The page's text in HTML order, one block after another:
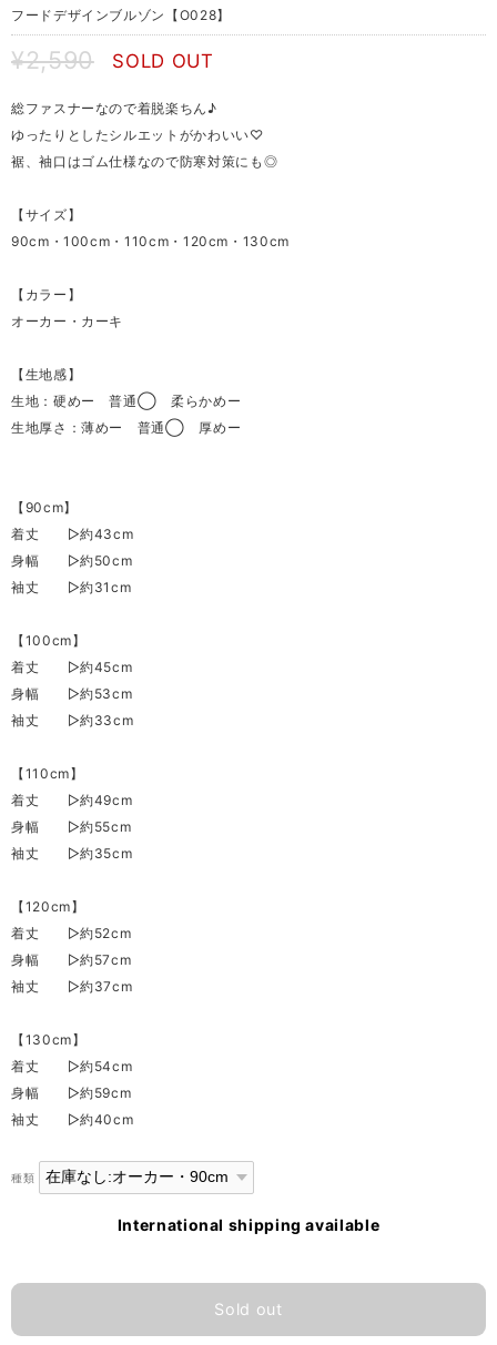
フードデザインブルゾン【O028】
¥2,590 SOLD OUT
総ファスナーなので着脱楽ちん♪
ゆったりとしたシルエットがかわいい♡
裾、袖口はゴム仕様なので防寒対策にも◎
【サイズ】
90cm・100cm・110cm・120cm・130cm
【カラー】
オーカー・カーキ
【生地感】
生地：硬めー 普通◯ 柔らかめー
生地厚さ：薄めー 普通◯ 厚めー
【90cm】
着丈 ▷約43cm
身幅 ▷約50cm
袖丈 ▷約31cm
【100cm】
着丈 ▷約45cm
身幅 ▷約53cm
袖丈 ▷約33cm
【110cm】
着丈 ▷約49cm
身幅 ▷約55cm
袖丈 ▷約35cm
【120cm】
着丈 ▷約52cm
身幅 ▷約57cm
袖丈 ▷約37cm
【130cm】
着丈 ▷約54cm
身幅 ▷約59cm
袖丈 ▷約40cm
種類
International shipping available
Sold out